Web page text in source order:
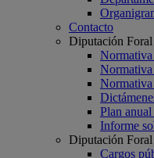
Contacto
Diputación Foral
Normativa
Normativa
Plan
Informe
Diputación Foral
Cargos